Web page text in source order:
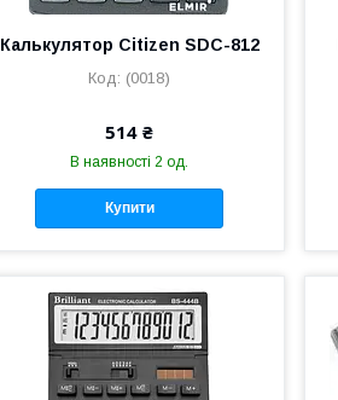
Калькулятор Citizen SDC-812
(0018)
514 ₴
В наявності 2 од.
Купити